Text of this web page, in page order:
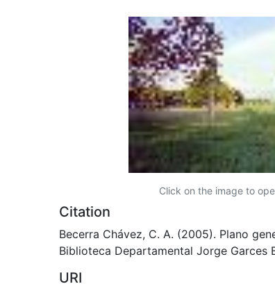
Click on the image to
Citation
Becerra Chávez, C. A. (2005). Plano
Biblioteca Departamental Jorge Garces
URI